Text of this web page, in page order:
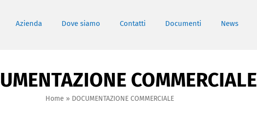
Azienda Dove siamo Contatti Documenti News
COMMERCIALE
Home » DOCUMENTAZIONE COMMERCIALE